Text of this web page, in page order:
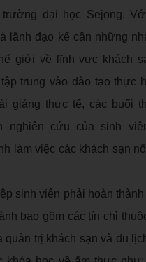
trường đại học Sejong.
lãnh đạo kế cận những
giới về lĩnh vực khách
trung vào đào tạo thực
giảng thực tế, các buổi
nghiên cứu của sinh
làm việc các khách sạn
sinh viên phải hoàn thành
bao gồm các tín chỉ
quản trị khách sạn và du